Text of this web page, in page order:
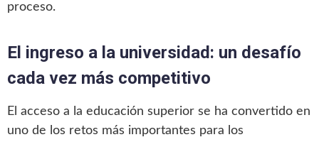
proceso.
El ingreso a la universidad: un desafío
cada vez más competitivo
El acceso a la educación superior se ha convertido en
uno de los retos más importantes para los